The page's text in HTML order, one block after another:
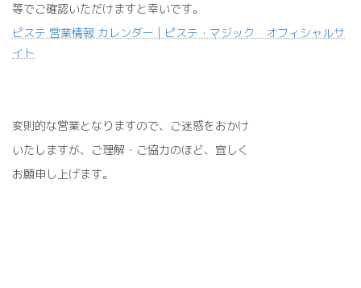
等でご確認いただけますと幸いです。
ピステ 営業情報 カレンダー | ピステ・マジック オフィシャルサ
イト
変則的な営業となりますので、ご迷惑をおかけ
いたしますが、ご理解・ご協力のほど、宜しく
お願申し上げます。